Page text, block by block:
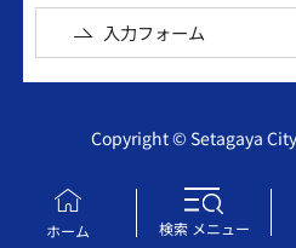
ホーム 検索メニュー
入力フォーム
Copyright © Setagaya